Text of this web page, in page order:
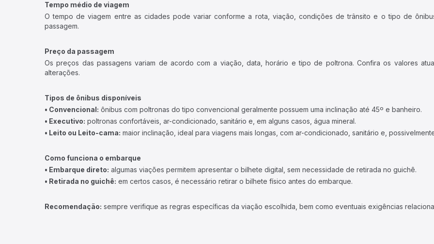
Tempo médio de viagem
O tempo de viagem entre as cidades pode variar conforme a rota, viação, condições de trânsito e o tipo de
passagem.
Preço da passagem
Os preços das passagens variam de acordo com a viação, data, horário e tipo de poltrona. Confira os valores
alterações.
Tipos de ônibus disponíveis
• Convencional: ônibus com poltronas do tipo convencional geralmente possuem uma inclinação até 45º e banheiro.
• Executivo: poltronas confortáveis, ar-condicionado, sanitário e, em alguns casos, água mineral.
• Leito ou Leito-cama: maior inclinação, ideal para viagens mais longas, com ar-condicionado, sanitário e,
Como funciona o embarque
• Embarque direto: algumas viações permitem apresentar o bilhete digital, sem necessidade de retirada no guichê.
• Retirada no guichê: em certos casos, é necessário retirar o bilhete físico antes do embarque.
Recomendação: sempre verifique as regras específicas da viação escolhida, bem como eventuais exigências